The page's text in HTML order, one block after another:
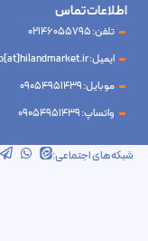
شبکه‌های اجتماعی:
اطلاعات تماس
تلفن: 02146055795
ایمیل: info[at]hilandmarket.ir
موبایل: 09054951439
واتساپ: 09054951439